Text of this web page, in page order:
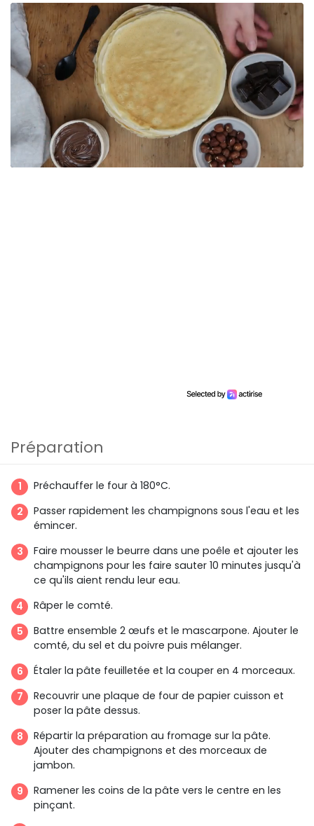
Préparation
Préchauffer le four à 180°C.
Passer rapidement les champignons sous l'eau et les
émincer.
Faire mousser le beurre dans une poêle et ajouter les
champignons pour les faire sauter 10 minutes jusqu'à
ce qu'ils aient rendu leur eau.
Râper le comté.
Battre ensemble 2 œufs et le mascarpone. Ajouter le
comté, du sel et du poivre puis mélanger.
Étaler la pâte feuilletée et la couper en 4 morceaux.
Recouvrir une plaque de four de papier cuisson et
poser la pâte dessus.
Répartir la préparation au fromage sur la pâte.
Ajouter des champignons et des morceaux de
jambon.
Ramener les coins de la pâte vers le centre en les
pinçant.